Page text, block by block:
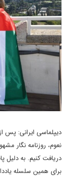
دیپلماسی ایرانی: پس
نعوم، روزنامه نگار
دریافت کنیم. به دلیل
برای همین سلسله